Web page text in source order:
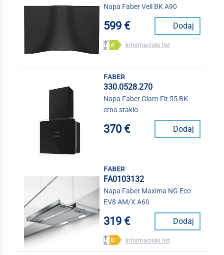
Napa Faber Veil BK A90
599 € Dodaj
Informacijski list
faber
330.0528.270
Napa Faber Glam-Fit 55 BK
crno staklo
370 € Dodaj
faber
FA0103132
Napa Faber Maxima NG Eco
EV8 AM/X A60
319 € Dodaj
Informacijski list